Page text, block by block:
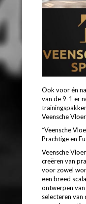
Ook voor én
van de 9-1 er
Veensche
*Veensche
Prachtige en
Veensche
creëren van
voor zowel
een breed
ontwerpen
selecteren van